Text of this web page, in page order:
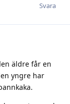
Svara
äldre får en
yngre har